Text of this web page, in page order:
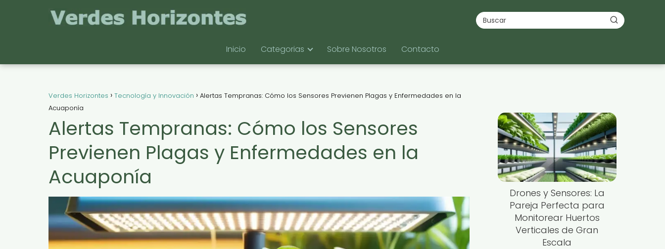
Inicio Categorias Sobre Nosotros Contacto
Verdes Horizontes Tecnología y Innovación
Alertas Tempranas: Cómo los Sensores Previenen Plagas y Enfermedades en la
Acuaponía
Alertas Tempranas: Cómo los Sensores
Previenen Plagas y Enfermedades en la
Acuaponía
Drones y Sensores: La
Pareja Perfecta para
Monitorear Huertos
Verticales de Gran
Escala